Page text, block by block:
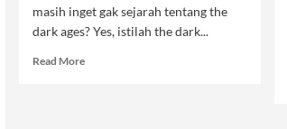
masih inget gak sejarah tentang the
dark ages? Yes, istilah the dark...
Read MoreRead